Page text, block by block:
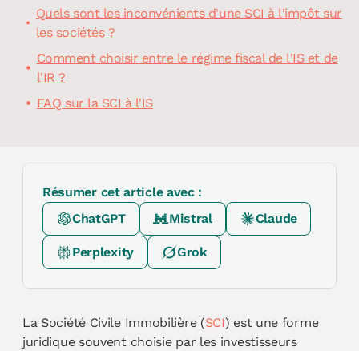
Quels sont les inconvénients d'une SCI à l'impôt sur
les sociétés ?
Comment choisir entre le régime fiscal de l'IS et de
l'IR ?
FAQ sur la SCI à l'IS
Résumer cet article avec :
ChatGPT
Mistral Claude
Perplexity Grok
La Société Civile Immobilière (SCI) est une forme
juridique souvent choisie par les investisseurs